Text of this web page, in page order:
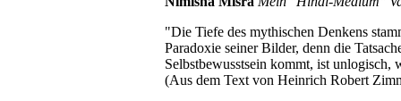
"Die Tiefe des mythischen Denkens
Paradoxie seiner Bilder, denn die
Selbstbewusstsein kommt, ist unlogisch,
(Aus dem Text von Heinrich Robert